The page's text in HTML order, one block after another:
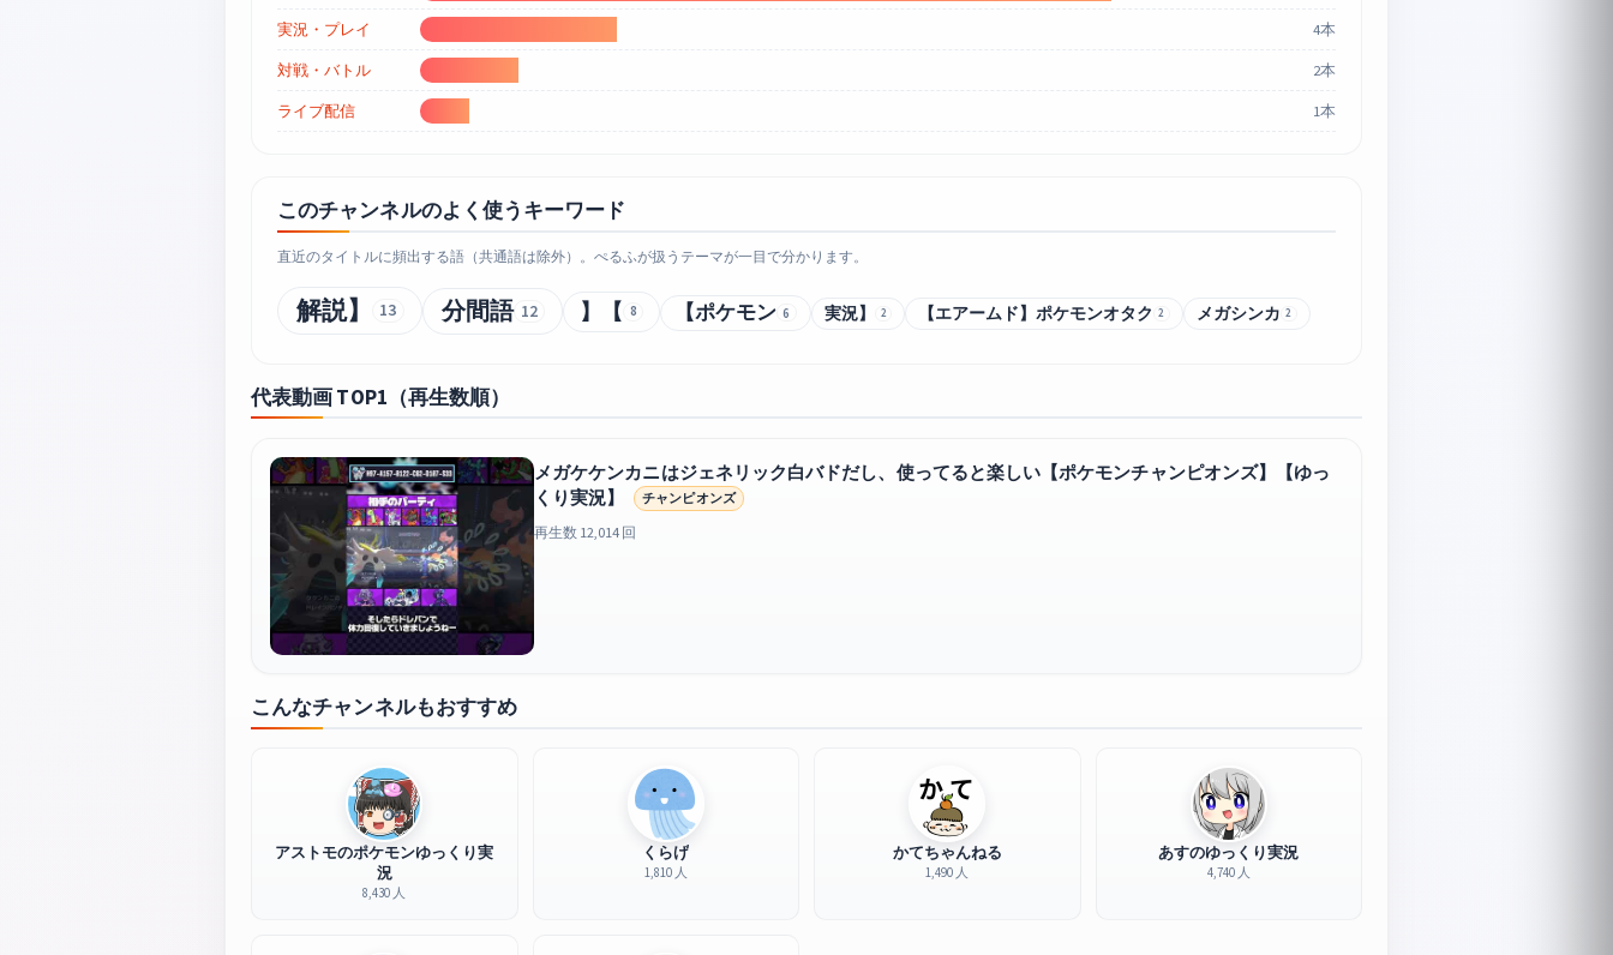
実況・プレイ 4本
対戦・バトル 2本
ライブ配信 1本
このチャンネルのよく使うキーワード
直近のタイトルに頻出する語（共通語は除外）。ぺるふが扱うテーマが一目で分かります。
解説】 13 分間語 12 】【 8 【ポケモン 6 実況】 2 【エアームド】ポケモンオタク 2 メガシンカ 2
代表動画 TOP1（再生数順）
メガケケンカニはジェネリック白バドだし、使ってると楽しい【ポケモンチャンピオンズ】【ゆっ
くり実況】
チャンピオンズ
再生数 12,014 回
こんなチャンネルもおすすめ
アストモのポケモンゆっくり実
況
8,430 人
くらげ
1,810 人
かてちゃんねる
1,490 人
あすのゆっくり実況
4,740 人